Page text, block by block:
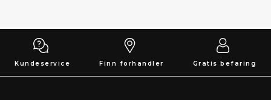
Kundeservice Finn forhandler Gratis befaring